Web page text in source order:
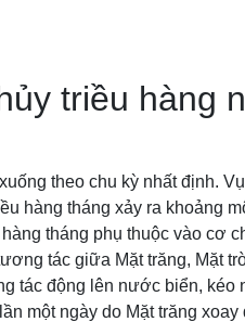
triều hàng
theo chu kỳ nhất định.
hàng tháng xảy ra khoảng
tháng phụ thuộc vào cơ
tác giữa Mặt trăng, Mặt
tác động lên nước biển, kéo
một ngày do Mặt trăng